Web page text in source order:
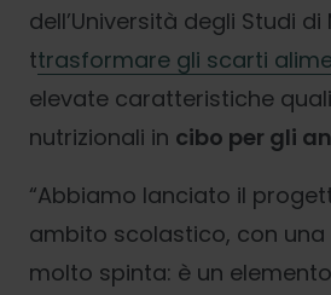
dell’Università degli Studi di
ttrasformare gli scarti
elevate caratteristiche
nutrizionali in cibo per gli
“Abbiamo lanciato il
ambito scolastico, con
molto spinta: è un